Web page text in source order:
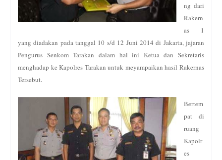
ng dari
Rakern
as 1
yang diadakan pada tanggal 10 s/d 12 Juni 2014 di Jakarta, jajaran
Pengurus Senkom Tarakan dalam hal ini Ketua dan Sekretaris
menghadap ke Kapolres Tarakan untuk meyampaikan hasil Rakernas
Tersebut.
Bertem
pat di
ruang
Kapolr
es